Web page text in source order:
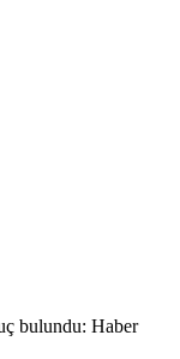
bulundu: Haber